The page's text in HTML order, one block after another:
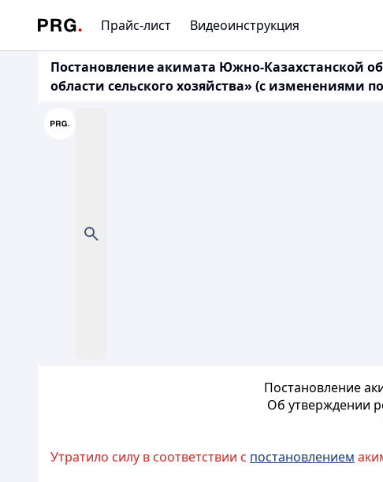
Прайс-лист Видеоинструкция
Постановление акимата Южно-Казахстанской
области сельского хозяйства» (с изменениями
Постановление
Об утверждении
Утратило силу в соответствии с постановлением